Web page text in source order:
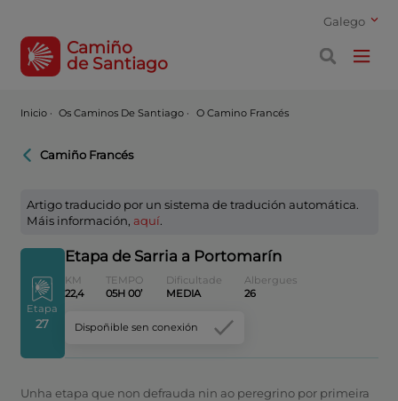
Galego
Camiño
de Santiago
Inicio · Os Caminos De Santiago · O Camino Francés
Camiño Francés
Artigo traducido por un sistema de tradución automática.
Máis información, aquí.
Etapa
27
Etapa de Sarria a Portomarín
KM
22,4
TEMPO
05H 00’
Dificultade
MEDIA
Albergues
26
Dispoñible sen conexión
Unha etapa que non defrauda nin ao peregrino por primeira